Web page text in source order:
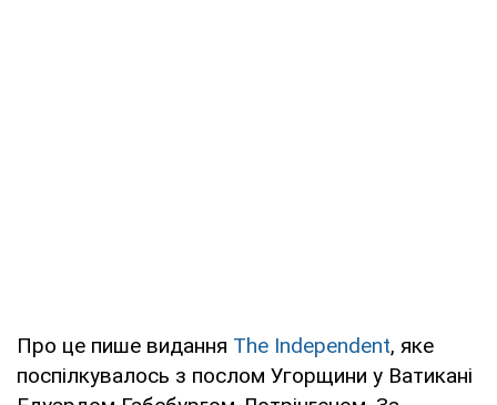
Про це пише видання The Independent, яке
поспілкувалось з послом Угорщини у Ватикані